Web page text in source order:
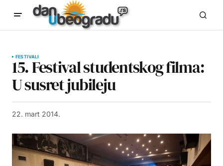
FESTIVALI
15. Festival studentskog filma:
U susret jubileju
22. mart 2014.